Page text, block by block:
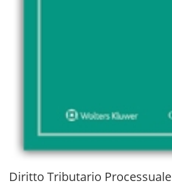
Diritto Tributario Processuale